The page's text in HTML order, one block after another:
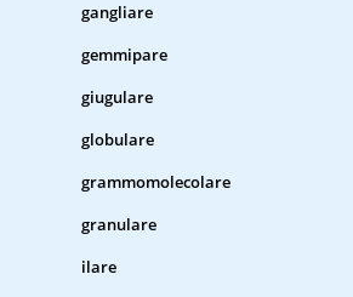
gangliare
gemmipare
giugulare
globulare
grammomolecolare
granulare
ilare